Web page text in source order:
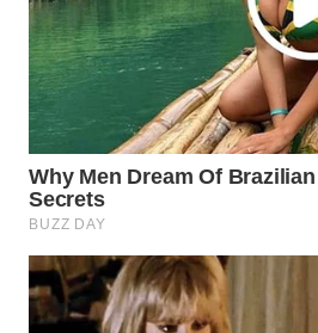
WAHANA
NEWS
WAHANA
TANI
WAHANA
ADVOKAT
WAHANA
INFRASTRUKTUR